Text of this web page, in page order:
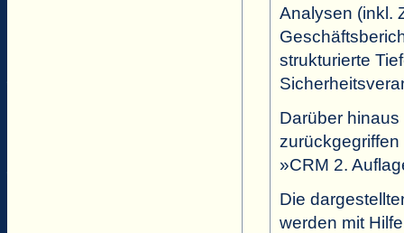
Analysen (inkl.
strukturierte
Darüber
»CRM 2.
Die
werden mit